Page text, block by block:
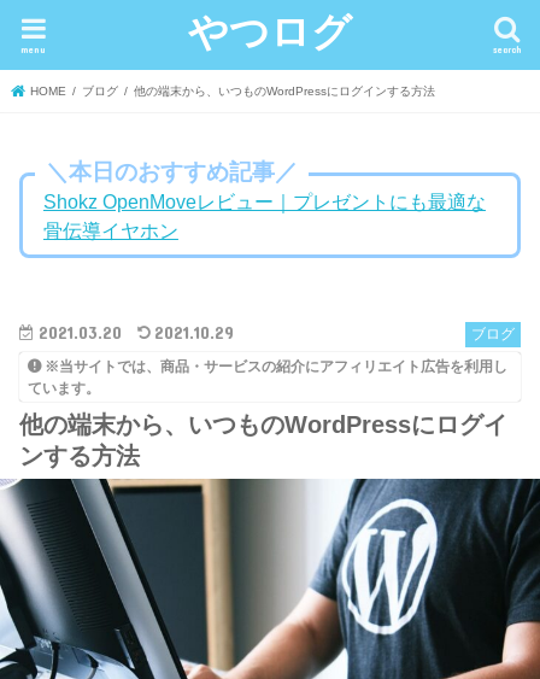
やつログ search
menu
HOME ブログ 他の端末から、いつものWordPressにログインする方法
＼本日のおすすめ記事／
Shokz OpenMoveレビュー｜プレゼントにも最適な
骨伝導イヤホン
ブログ
2021.03.20 2021.10.29
※当サイトでは、商品・サービスの紹介にアフィリエイト広告を利用し
ています。
他の端末から、いつものWordPressにログイ
ンする方法